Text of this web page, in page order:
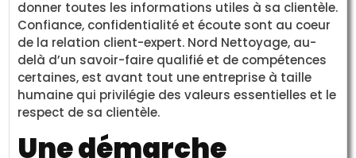
donner toutes les informations utiles à sa clientèle.
Confiance, confidentialité et écoute sont au coeur
de la relation client-expert. Nord Nettoyage, au-
delà d’un savoir-faire qualifié et de compétences
certaines, est avant tout une entreprise à taille
humaine qui privilégie des valeurs essentielles et le
respect de sa clientèle.
Une démarche